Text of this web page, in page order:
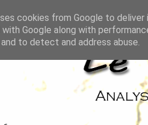
cookies from Google to
with Google along with
to detect and address abuse.